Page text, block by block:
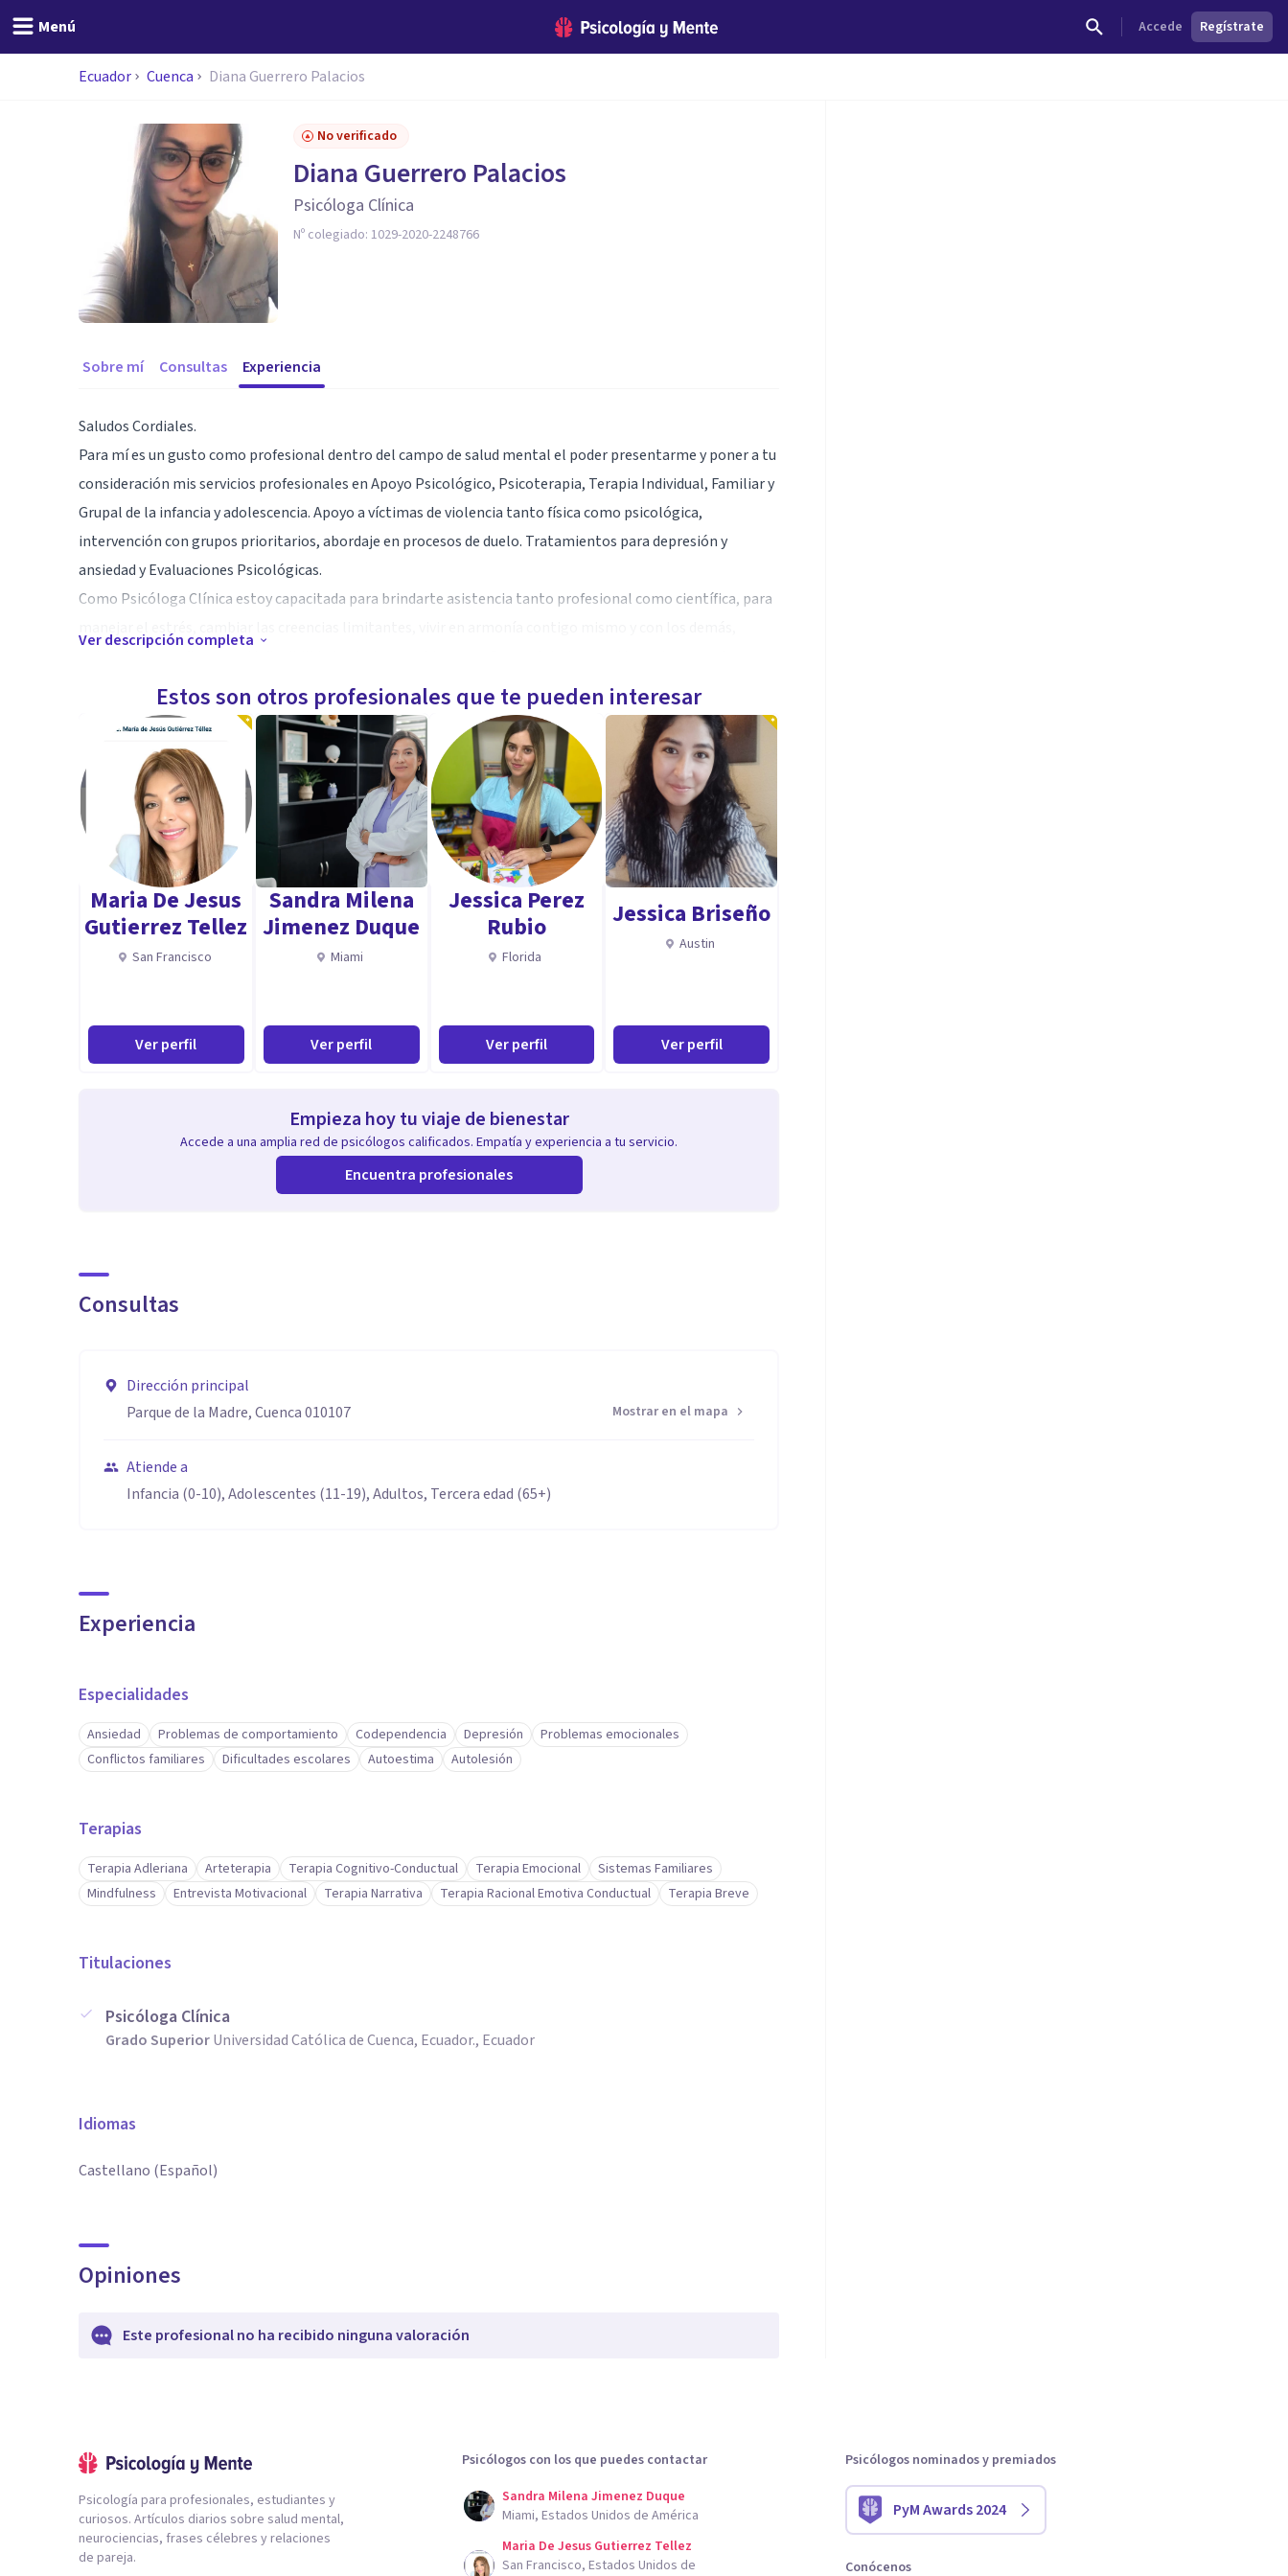
Menú Accede Regístrate
Ecuador Cuenca Diana Guerrero Palacios
No verificado
Diana Guerrero Palacios
Psicóloga Clínica
Nº colegiado: 1029-2020-2248766
Sobre mí Consultas Experiencia
Saludos Cordiales.
Para mí es un gusto como profesional dentro del campo de salud mental el poder presentarme y poner a tu
consideración mis servicios profesionales en Apoyo Psicológico, Psicoterapia, Terapia Individual, Familiar y
Grupal de la infancia y adolescencia. Apoyo a víctimas de violencia tanto física como psicológica,
intervención con grupos prioritarios, abordaje en procesos de duelo. Tratamientos para depresión y
ansiedad y Evaluaciones Psicológicas.
Como Psicóloga Clínica estoy capacitada para brindarte asistencia tanto profesional como científica, para
Ten en cuenta que la salud mental va de la mano con la salud física, por lo tanto, ambas son de vital
importancia para ti y no hay que descuidarla. Se debe fomentar y potenciar una adecuada salud mental esto
reforzará en gran manera todos los aspectos personales.
Ver descripción completa
Estos son otros profesionales que te pueden interesar
Maria De Jesus
Gutierrez Tellez
San Francisco
Ver perfil
Sandra Milena
Jimenez Duque
Miami
Ver perfil
Jessica Perez
Rubio
Florida
Ver perfil
Jessica Briseño
Austin
Ver perfil
Empieza hoy tu viaje de bienestar
Accede a una amplia red de psicólogos calificados. Empatía y experiencia a tu servicio.
Encuentra profesionales
Consultas
Dirección principal
Parque de la Madre, Cuenca 010107
Mostrar en el mapa
Atiende a
Infancia (0-10), Adolescentes (11-19), Adultos, Tercera edad (65+)
Experiencia
Especialidades
Ansiedad Problemas de comportamiento Codependencia Depresión
Problemas emocionales
Conflictos familiares
Dificultades escolares Autoestima Autolesión
Terapias
Terapia Adleriana Arteterapia Terapia Cognitivo-Conductual Terapia Emocional
Sistemas Familiares
Mindfulness
Entrevista Motivacional Terapia Narrativa Terapia Racional Emotiva Conductual Terapia Breve
Titulaciones
Psicóloga Clínica
Grado SuperiorUniversidad Católica de Cuenca, Ecuador., Ecuador
Idiomas
Castellano (Español)
Opiniones
Este profesional no ha recibido ninguna valoración
Psicología para profesionales, estudiantes y
curiosos. Artículos diarios sobre salud mental,
neurociencias, frases célebres y relaciones
de pareja.
Psicólogos con los que puedes contactar
Sandra Milena Jimenez Duque
Miami, Estados Unidos de América
Maria De Jesus Gutierrez Tellez
San Francisco, Estados Unidos de
Psicólogos nominados y premiados
PyM Awards 2024
Conócenos